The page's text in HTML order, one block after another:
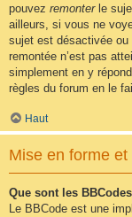
pouvez remonterle
ailleurs, si vous ne
sujet est désactivée ou
remontée n’est pas
simplement en y
règles du forum en le
Haut
Mise en forme
Que sont les
Le BBCode est une